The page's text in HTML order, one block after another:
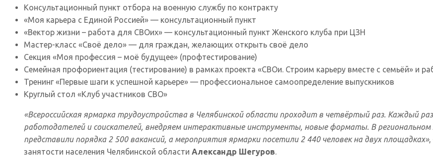
Консультационный пункт отбора на военную службу по контракту
«Моя карьера с Единой Россией» — консультационный пункт
«Вектор жизни – работа для СВОих» — консультационный пункт Женского клуба при ЦЗН
Мастер-класс «Своё дело» — для граждан, желающих открыть своё дело
Секция «Моя профессия – моё будущее» (профтестирование)
Семейная профориентация (тестирование) в рамках проекта «СВОи. Строим карьеру вместе с семьёй» и
Тренинг «Первые шаги к успешной карьере» — профессиональное самоопределение выпускников
Круглый стол «Клуб участников СВО»
«Всероссийская ярмарка трудоустройства в Челябинской области проходит в четвёртый раз. Каждый
работодателей и соискателей, внедряем интерактивные инструменты, новые форматы. В
представили порядка 2 500 вакансий, а мероприятия ярмарки посетили 2 440 человек на двух площадках»,
занятости населения Челябинской области Александр Шегуров.